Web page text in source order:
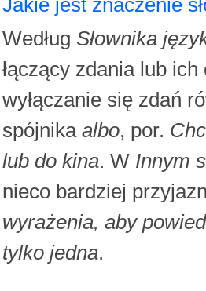
Według Słownika
łączący zdania lub
wyłączanie się zdań
spójnika albo, por.
lub do kina. W Innym
nieco bardziej
wyrażenia, aby
tylko jedna.